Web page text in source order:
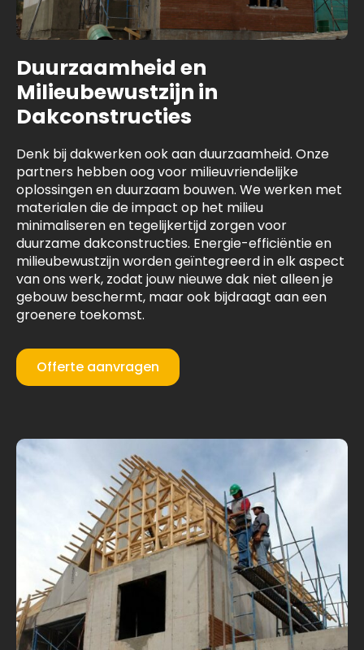
Duurzaamheid en
Milieubewustzijn in
Dakconstructies
Denk bij dakwerken ook aan duurzaamheid. Onze
partners hebben oog voor milieuvriendelijke
oplossingen en duurzaam bouwen. We werken met
materialen die de impact op het milieu
minimaliseren en tegelijkertijd zorgen voor
duurzame dakconstructies. Energie-efficiëntie en
milieubewustzijn worden geïntegreerd in elk aspect
van ons werk, zodat jouw nieuwe dak niet alleen je
gebouw beschermt, maar ook bijdraagt aan een
groenere toekomst.
Offerte aanvragen